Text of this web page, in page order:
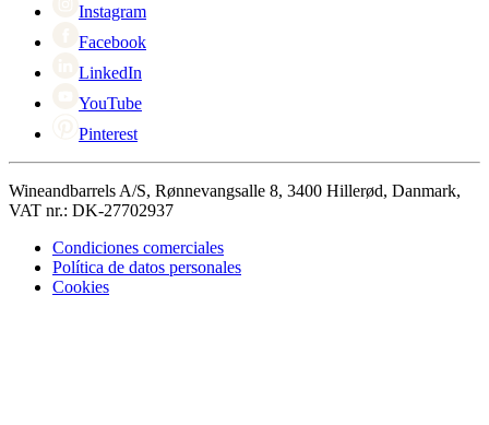
Instagram
Facebook
LinkedIn
YouTube
Pinterest
Wineandbarrels A/S, Rønnevangsalle 8, 3400 Hillerød, Danmark,
VAT nr.: DK-27702937
Condiciones comerciales
Política de datos personales
Cookies